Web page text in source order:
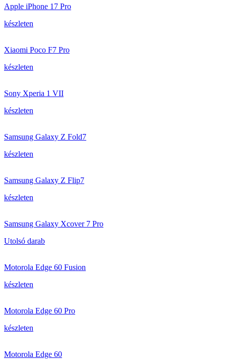
Apple iPhone 17 Pro
készleten
Xiaomi Poco F7 Pro
készleten
Sony Xperia 1 VII
készleten
Samsung Galaxy Z Fold7
készleten
Samsung Galaxy Z Flip7
készleten
Samsung Galaxy Xcover 7 Pro
Utolsó darab
Motorola Edge 60 Fusion
készleten
Motorola Edge 60 Pro
készleten
Motorola Edge 60